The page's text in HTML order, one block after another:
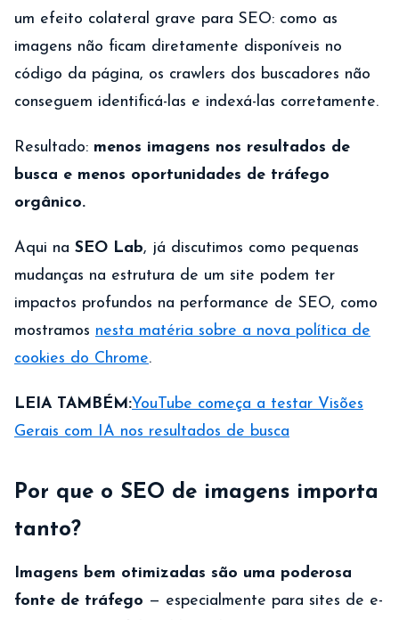
um efeito colateral grave para SEO: como as
imagens não ficam diretamente disponíveis no
código da página, os crawlers dos buscadores não
conseguem identificá-las e indexá-las corretamente.
Resultado: menos imagens nos resultados de
busca e menos oportunidades de tráfego
orgânico.
Aqui na SEO Lab, já discutimos como pequenas
mudanças na estrutura de um site podem ter
impactos profundos na performance de SEO, como
mostramos nesta matéria sobre a nova política de
cookies do Chrome.
LEIA TAMBÉM:YouTube começa a testar Visões
Gerais com IA nos resultados de busca
Por que o SEO de imagens importa
tanto?
Imagens bem otimizadas são uma poderosa
fonte de tráfego — especialmente para sites de e-